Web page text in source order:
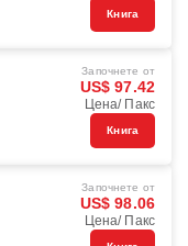
Книга
Започнете от
US$ 97.42
Цена/ Пакс
Книга
Започнете от
US$ 98.06
Цена/ Пакс